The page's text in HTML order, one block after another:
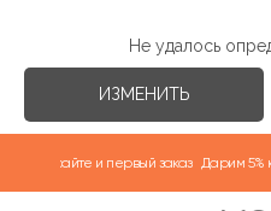
Не удалось
ИЗМЕНИТЬ
и первый заказ Дарим 5% к
ВЕРХНЯЯ ОДЕЖДА "ВЕСНА-